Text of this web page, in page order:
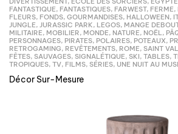
FANTASTIQUE, FANTASTIQUES, FARWEST, FERME,
FLEURS, FONDS, GOURMANDISES, HALLOWEEN,
JUNGLE, JURASSIC PARK, LEGOS, MANGE
MILITAIRE, MOBILIER, MONDE, NATURE, NOËL,
PERSONNAGES, PIRATES, POLAIRES, POTEAUX,
RETROGAMING, REVÊTEMENTS, ROME, SAINT
FÊTES, SAUVAGES, SIGNALÉTIQUE, SKI, TABLES,
TROPIQUES, TV, FILMS, SÉRIES, UNE NUIT AU
Décor Sur-Mesure